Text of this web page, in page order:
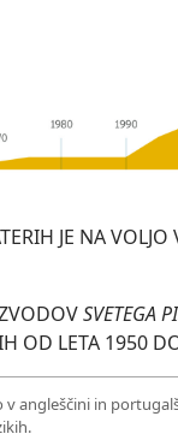
JE NA VOLJO
SVETEGA
OD LETA 1950
v angleščini in